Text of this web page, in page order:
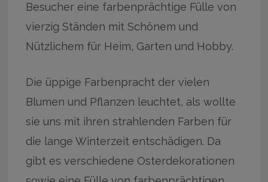
Besucher eine farbenprächtige Fülle von
vierzig Ständen mit Schönem und
Nützlichem für Heim, Garten und Hobby.
Die üppige Farbenpracht der vielen
Blumen und Pflanzen leuchtet, als wollte
sie uns mit ihren strahlenden Farben für
die lange Winterzeit entschädigen. Da
gibt es verschiedene Osterdekorationen